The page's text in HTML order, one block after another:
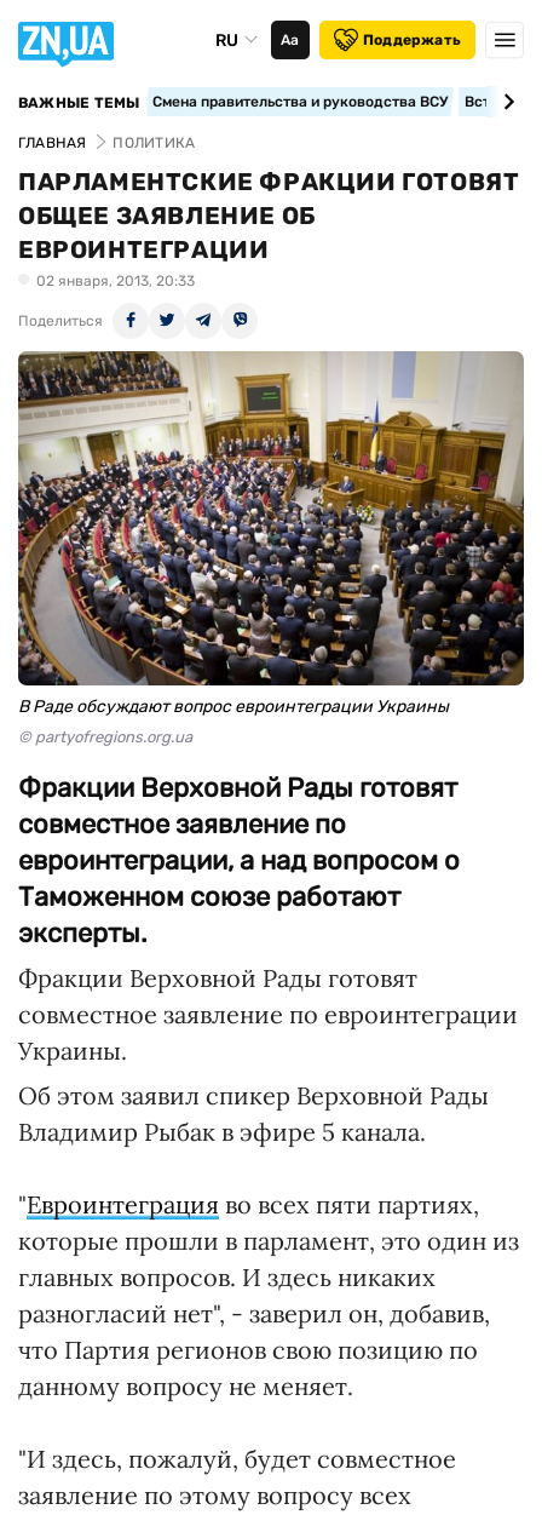
RU Аа Поддержать
ВАЖНЫЕ ТЕМЫ Смена правительства и руководства ВСУ
ГЛАВНАЯ ПОЛИТИКА
ПАРЛАМЕНТСКИЕ ФРАКЦИИ ГОТОВЯТ
ОБЩЕЕ ЗАЯВЛЕНИЕ ОБ
ЕВРОИНТЕГРАЦИИ
02 января, 2013, 20:33
Поделиться
В Раде обсуждают вопрос евроинтеграции Украины
© partyofregions.org.ua
Фракции Верховной Рады готовят
совместное заявление по
евроинтеграции, а над вопросом о
Таможенном союзе работают
эксперты.
Фракции Верховной Рады готовят
совместное заявление по евроинтеграции
Украины.
Об этом заявил спикер Верховной Рады
Владимир Рыбак в эфире 5 канала.
"Евроинтеграция во всех пяти партиях,
которые прошли в парламент, это один из
главных вопросов. И здесь никаких
разногласий нет", - заверил он, добавив,
что Партия регионов свою позицию по
данному вопросу не меняет.
"И здесь, пожалуй, будет совместное
заявление по этому вопросу всех